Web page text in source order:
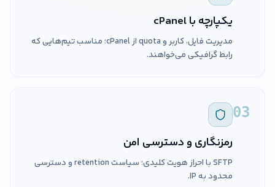
یکپارچه با cPanel
مدیریت فایل، کاربر و quota از cPanel؛ مناسب تیم‌هایی که
رابط گرافیکی می‌خواهند.
03
رمزنگاری و دسترسی امن
SFTP با احراز هویت کلیدی؛ سیاست retention و دسترسی
محدود به IP.